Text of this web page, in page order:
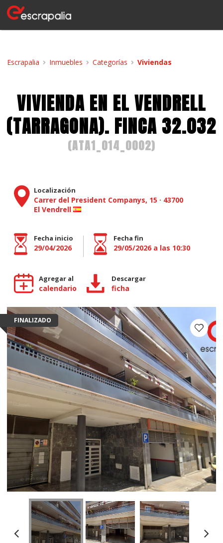
Escrapalia Inmuebles Categorías Viviendas
VIVIENDA EN EL VENDRELL
(TARRAGONA). FINCA 32.032
(ATA1_014_0002)
Localización
Carrer del President Companys, 15 · 43700
El Vendrell
Fecha inicio
29/04/2026
Fecha fin
29/05/2026 a las 10:30
Agregar al
calendario
Descargar
ficha
FINALIZADO